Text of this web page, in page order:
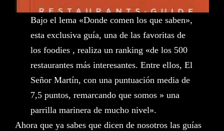
Bajo el lema «Donde comen los que saben»,
esta exclusiva guía, una de las favoritas de
los foodies , realiza un ranking «de los 500
restaurantes más interesantes. Entre ellos, El
Señor Martín, con una puntuación media de
7,5 puntos, remarcando que somos » una
parrilla marinera de mucho nivel».
Ahora que ya sabes que dicen de nosotros las guías